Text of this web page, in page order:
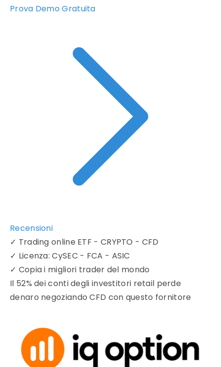
Prova Demo Gratuita
Recensioni
✓ Trading online ETF - CRYPTO - CFD
✓ Licenza: CySEC - FCA - ASIC
✓ Copia i migliori trader del mondo
Il 52% dei conti degli investitori retail perde
denaro negoziando CFD con questo fornitore